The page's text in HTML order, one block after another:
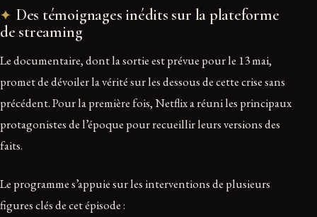
Des témoignages inédits sur la plateforme
de streaming
Le documentaire, dont la sortie est prévue pour le 13 mai,
promet de dévoiler la vérité sur les dessous de cette crise sans
précédent. Pour la première fois, Netflix a réuni les principaux
protagonistes de l’époque pour recueillir leurs versions des
faits.
Le programme s’appuie sur les interventions de plusieurs
figures clés de cet épisode :